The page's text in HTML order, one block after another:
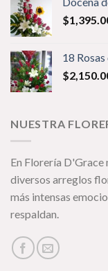
$
18
$
NUESTRA
En Florería D'Grace
diversos arreglos
más intensas
respaldan.